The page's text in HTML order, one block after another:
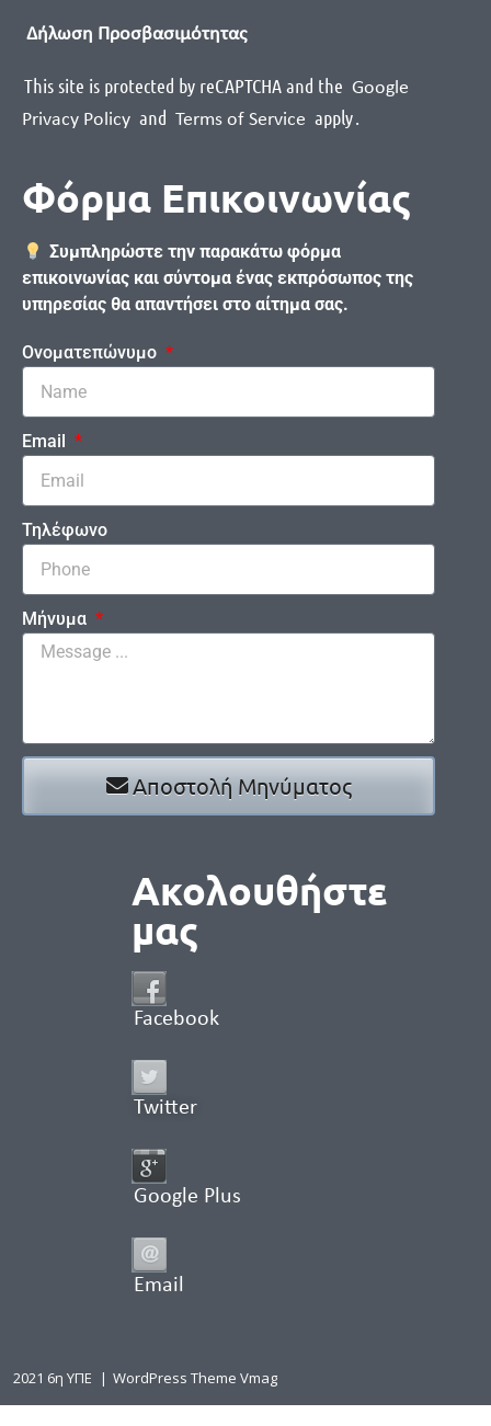
Δήλωση Προσβασιμότητας
This site is protected by reCAPTCHA and the Google
Privacy Policy and Terms of Service apply.
Φόρμα Επικοινωνίας
Συμπληρώστε την παρακάτω φόρμα
επικοινωνίας και σύντομα ένας εκπρόσωπος της
υπηρεσίας θα απαντήσει στο αίτημα σας.
Ονοματεπώνυμο
Email
Τηλέφωνο
Μήνυμα
Αποστολή Μηνύματος
Ακολουθήστε
μας
Facebook
Twitter
Google Plus
Email
2021 6η ΥΠΕ | WordPress Theme Vmag